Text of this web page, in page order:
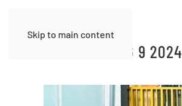
Skip to main content
THÁNG 9 2024